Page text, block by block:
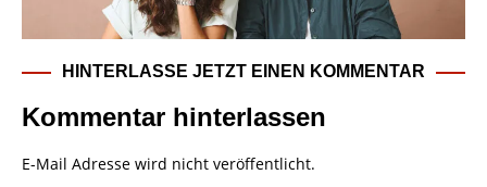
HINTERLASSE JETZT EINEN KOMMENTAR
Kommentar hinterlassen
E-Mail Adresse wird nicht veröffentlicht.